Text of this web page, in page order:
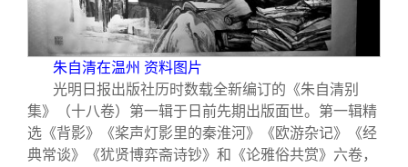
校友服务
终身学习
信息化服务
校友总会
总会简介
关闭
朱自清在温州 资料图片
光明日报出版社历时数载全新编订的《朱自清别
集》（十八卷）第一辑于日前先期出版面世。第一辑精
选《背影》《桨声灯影里的秦淮河》《欧游杂记》《经
典常谈》《犹贤博弈斋诗钞》和《论雅俗共赏》六卷，